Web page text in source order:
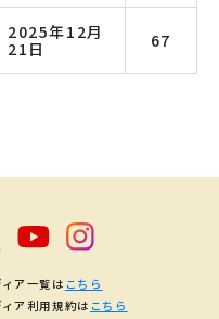
2025年12月
21日
67
ア一覧は こちら
ア利用規約は こちら